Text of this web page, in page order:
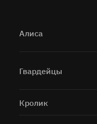
Алиса
Гвардейцы
Кролик